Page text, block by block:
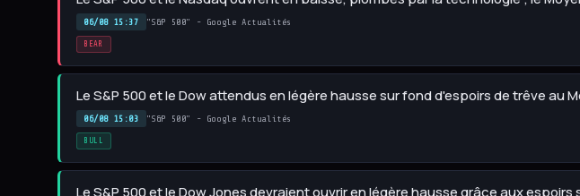
06/08 15:37 "S&P 500" - Google Actualités
BEAR
Le S&P 500 et le Dow attendus en légère hausse sur fond d'espoirs de trêve
06/08 15:03 "S&P 500" - Google Actualités
BULL
Le S&P 500 et le Dow Jones devraient ouvrir en légère hausse grâce aux